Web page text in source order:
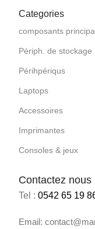
Categories
composants
Périph. de stockage
Périhpériqus
Laptops
Accessoires
Imprimantes
Consoles & jeux
Contactez nous
Tel : 0542 65 19
Email: